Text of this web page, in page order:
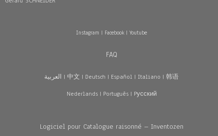
Instagram | Facebook| Youtube
FAQ
العربية | 中文 | Deutsch | Español | Italiano | 韩语
Nederlands| Português| Pусский
Logiciel pour Catalogue raisonné – Inventozen